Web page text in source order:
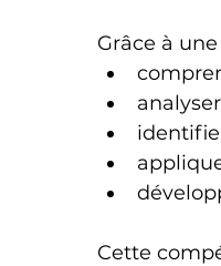
Grâce à
Cette